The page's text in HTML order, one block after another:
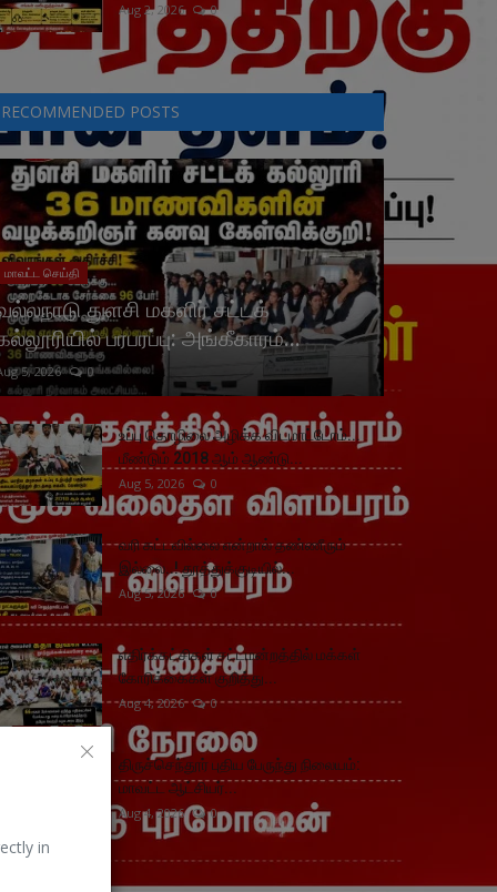
in
Aug 2, 2026 0
RECOMMENDED POSTS
மாவட்ட செய்தி
துளசி மகளிர் சட்டக்
பரபரப்பு: அங்கீகாரம்...
5, 2026 0
உப்பு தொழிலை அழிக்க விடமாட்டோம்...
மீண்டும் 2018 ஆம் ஆண்டு...
Aug 5, 2026 0
வரி கட்டவில்லை என்றால் தண்ணீரும்
இல்லை..! தூத்துக்குடியில்...
Aug 5, 2026 0
எதிர்க்கட்சிகள் சட்டமன்றத்தில் மக்கள்
கோரிக்கைகள் குறித்து...
Aug 4, 2026 0
திருச்செந்தூர் புதிய பேருந்து நிலையம்:
மாவட்ட ஆட்சியர்...
Aug 4, 2026 0